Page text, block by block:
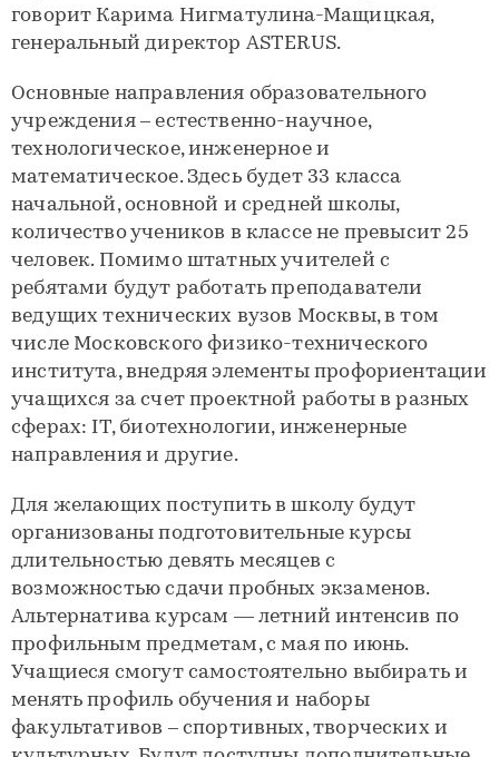
говорит Карима Нигматулина-Мащицкая,
генеральный директор ASTERUS.
Основные направления образовательного
учреждения – естественно-научное,
технологическое, инженерное и
математическое. Здесь будет 33 класса
начальной, основной и средней школы,
количество учеников в классе не превысит 25
человек. Помимо штатных учителей с
ребятами будут работать преподаватели
ведущих технических вузов Москвы, в том
числе Московского физико-технического
института, внедряя элементы профориентации
учащихся за счет проектной работы в разных
сферах: IT, биотехнологии, инженерные
направления и другие.
Для желающих поступить в школу будут
организованы подготовительные курсы
длительностью девять месяцев с
возможностью сдачи пробных экзаменов.
Альтернатива курсам — летний интенсив по
профильным предметам, с мая по июнь.
Учащиеся смогут самостоятельно выбирать и
менять профиль обучения и наборы
факультативов – спортивных, творческих и